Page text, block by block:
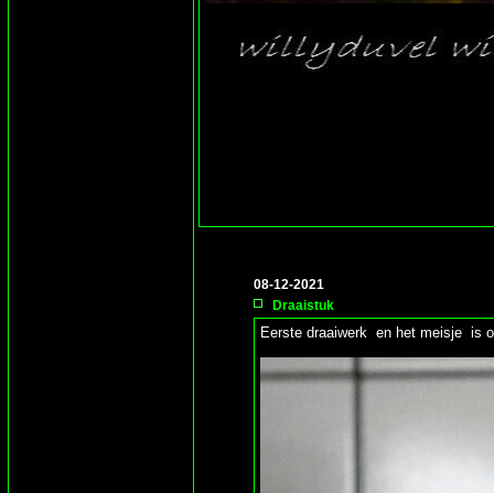
08-12-2021
Draaistuk
Eerste draaiwerk en het meisje is